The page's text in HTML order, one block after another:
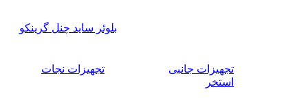
بلوئر ساید چنل گرینکو
تجهیزات جانبی
استخر
تجهیزات نجات